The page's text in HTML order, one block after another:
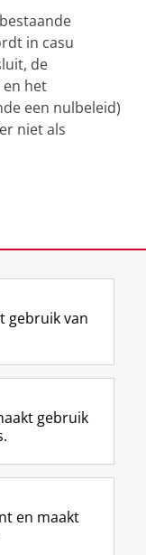
in casu
de
en het
een nulbeleid)
niet als
R
S
-
f
e
R
I
n
t
r
m
Y
o
T
e
k
gebruik van
gebruik
en maakt